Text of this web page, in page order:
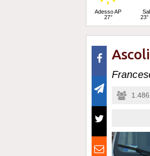
Adesso AP
27°
23°
Lunedì
21° / 36°
1.486